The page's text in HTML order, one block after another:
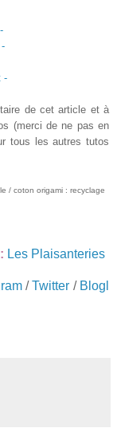
-
de cet article et à
(merci de ne pas en
tous les autres tutos
/ coton origami : recyclage
Les Plaisanteries
/Twitter / Blogl